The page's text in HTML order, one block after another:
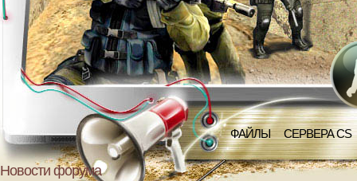
ФАЙЛЫ СЕРВЕРА CS
Новости форума